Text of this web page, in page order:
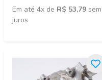
Em até 4x de R$ 53,79 sem
juros